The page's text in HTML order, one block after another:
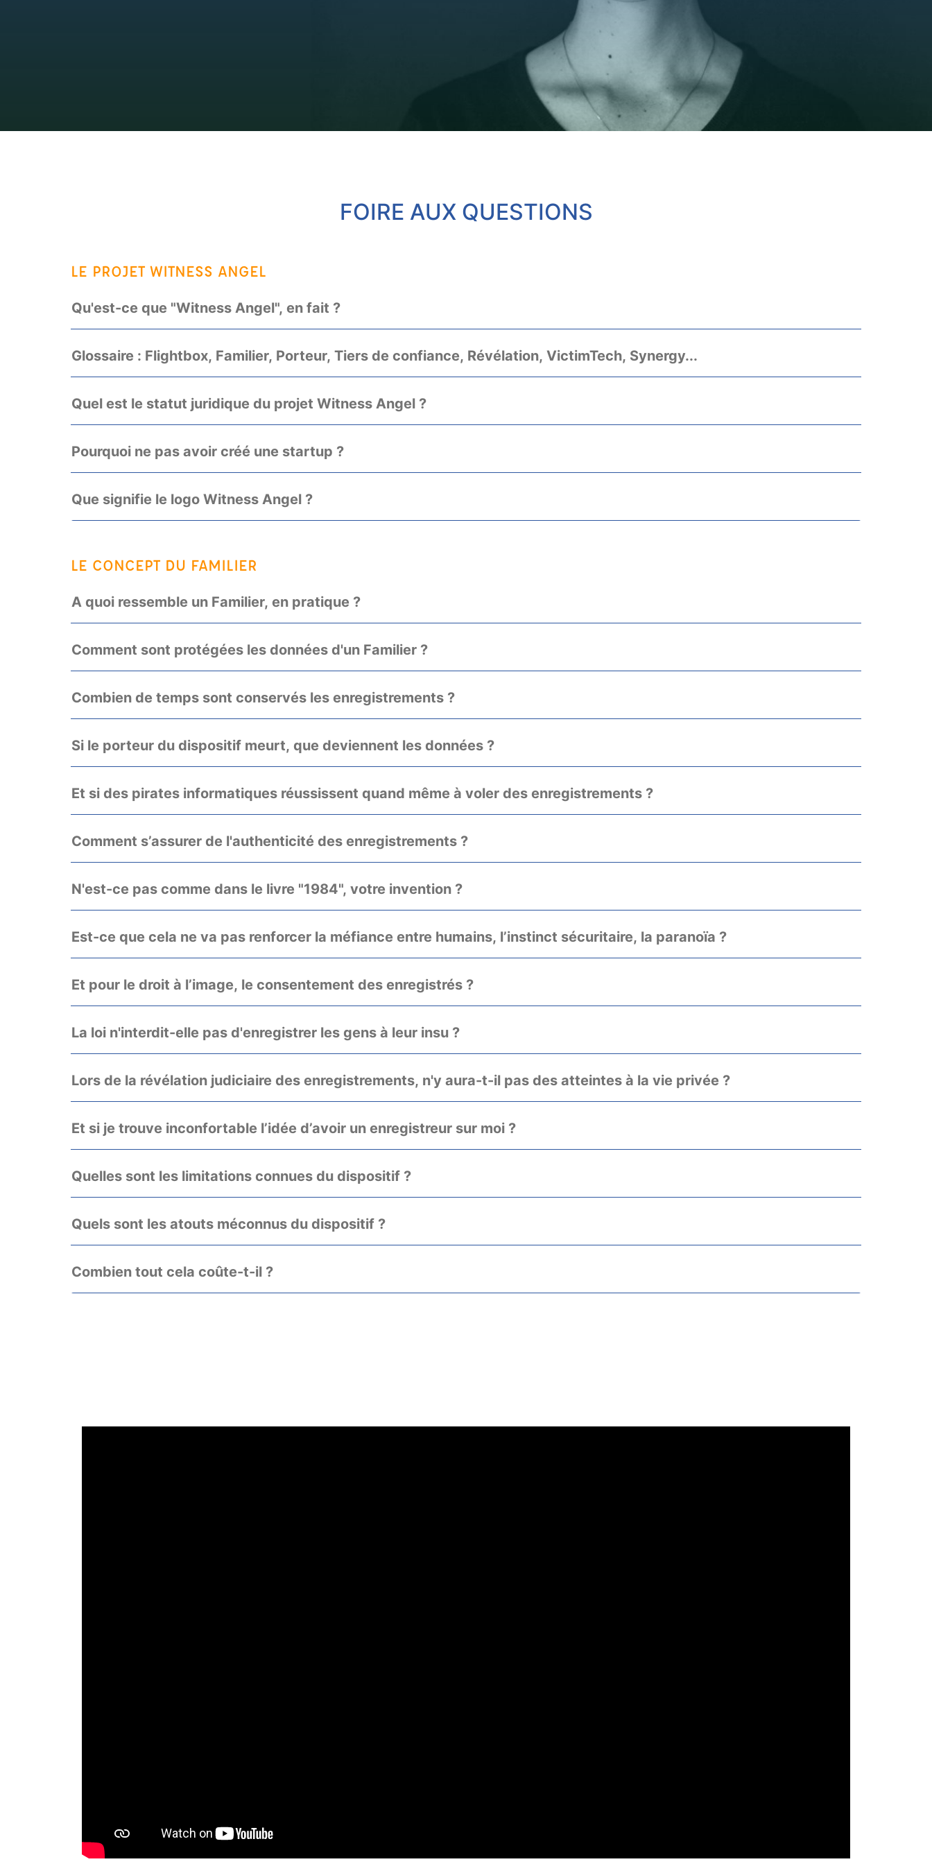
FOIRE AUX QUESTIONS
LE PROJET WITNESS ANGEL
Qu'est-ce que "Witness Angel", en fait ?
Glossaire : Flightbox, Familier, Porteur, Tiers de confiance, Révélation, VictimTech, Synergy...
Quel est le statut juridique du projet Witness Angel ?
Pourquoi ne pas avoir créé une startup ?
Que signifie le logo Witness Angel ?
LE CONCEPT DU FAMILIER
A quoi ressemble un Familier, en pratique ?
Comment sont protégées les données d'un Familier ?
Combien de temps sont conservés les enregistrements ?
Si le porteur du dispositif meurt, que deviennent les données ?
Et si des pirates informatiques réussissent quand même à voler des enregistrements ?
Comment s’assurer de l'authenticité des enregistrements ?
N'est-ce pas comme dans le livre "1984", votre invention ?
Est-ce que cela ne va pas renforcer la méfiance entre humains, l’instinct sécuritaire, la paranoïa ?
Et pour le droit à l’image, le consentement des enregistrés ?
La loi n'interdit-elle pas d'enregistrer les gens à leur insu ?
Lors de la révélation judiciaire des enregistrements, n'y aura-t-il pas des atteintes à la vie privée ?
Et si je trouve inconfortable l’idée d’avoir un enregistreur sur moi ?
Quelles sont les limitations connues du dispositif ?
Quels sont les atouts méconnus du dispositif ?
Combien tout cela coûte-t-il ?